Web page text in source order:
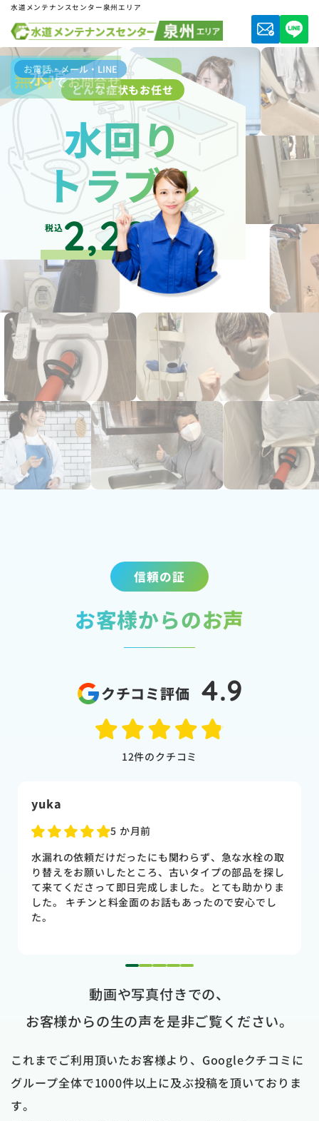
水道メンテナンスセンター泉州エリア
水道局指定業者
どんな症状もお任せ
水回り
トラブル
税込2,200円～
信頼の証
お客様からのお声
クチコミ評価 4.9
12件のクチコミ
山下香苗
5 か月前
キッチンの蛇口の交換をお願いしました。 対応もスピ
ーディーで、丁寧。 料金も納得いくものでした。 キ
ッチン蛇口以外でも、今後注意しておく箇所のアドバ
イスも頂き大変助かりました。
1 2 3 4 5
動画や写真付きでの、
お客様からの生の声を是非ご覧ください。
これまでご利用頂いたお客様より、Googleクチコミに
グループ全体で1000件以上に及ぶ投稿を頂いておりま
す。
お電話・メール・LINE
無料でお問合せ